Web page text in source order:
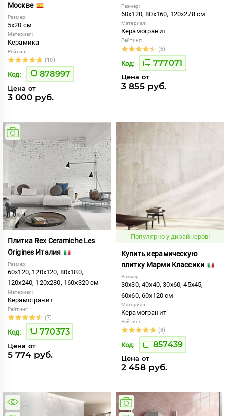
Москве
Размер:
5x20 см
Материал:
Керамика
Рейтинг:
(10)
Код: 878997
Цена от
3 000 руб.
Размер:
60x120, 80x160, 120x278 см
Материал:
Керамогранит
Рейтинг:
(6)
Код: 777071
Цена от
3 855 руб.
Плитка Rex Ceramiche Les
Origines Италия
Размер:
60x120, 120x120, 80x180,
120x240, 120x280, 160x320 см
Материал:
Керамогранит
Рейтинг:
(7)
Код: 770373
Цена от
5 774 руб.
Популярно у дизайнеров!
Купить керамическую
плитку Марми Классики
Размер:
30x30, 40x40, 30x60, 45x45,
60x60, 60x120 см
Материал:
Керамогранит
Рейтинг:
(8)
Код: 857439
Цена от
2 458 руб.